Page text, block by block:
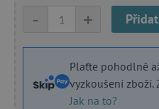
+
-
Plaťte pohodlně
vyzkoušení zboží.
Jak na to?